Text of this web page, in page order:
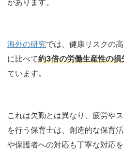
海外の研究では、健康リスクの
に比べて約3倍の労働生産性の損
ています。
これは欠勤とは異なり、疲労や
を行う保育士は、創造的な保育
や保護者への対応も丁寧な対応を